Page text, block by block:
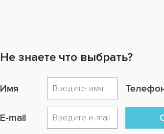
Не знаете что выбрать?
Имя
E-mail